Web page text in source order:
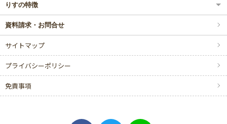
りすの特徴
資料請求・お問合せ
サイトマップ
プライバシーポリシー
免責事項